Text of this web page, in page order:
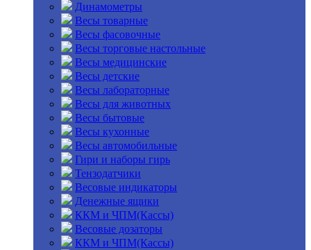
Динамометры
Весы товарные
Весы фасовочные
Весы торговые настольные
Весы медицинские
Весы детские
Весы лабораторные
Весы для животных
Весы бытовые
Весы кухонные
Весы автомобильные
Гири и наборы гирь
Тензодатчики
Весовые индикаторы
Денежные ящики
ККМ и ЧПМ(Кассы)
Весовые дозаторы
ККМ и ЧПМ(Кассы)